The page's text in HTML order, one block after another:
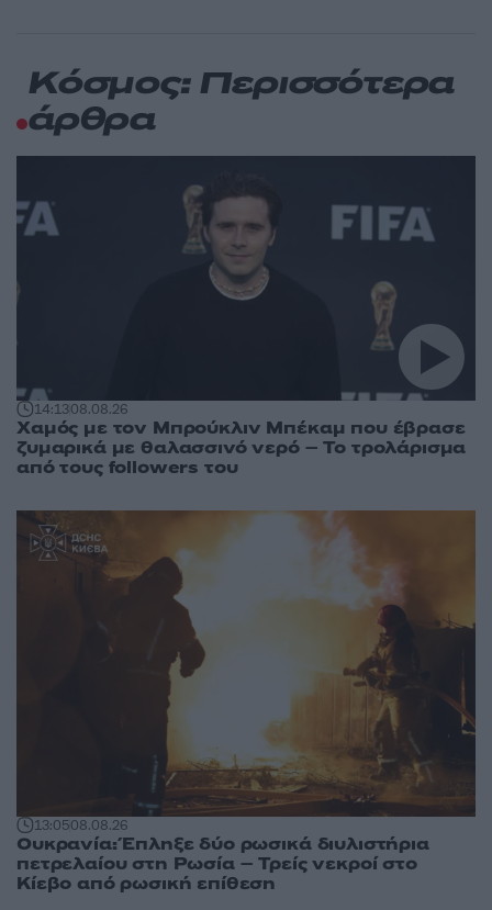
Κόσμος: Περισσότερα
άρθρα
14:1308.08.26
Χαμός με τον Μπρούκλιν Μπέκαμ που έβρασε
ζυμαρικά με θαλασσινό νερό – Το τρολάρισμα
από τους followers του
13:0508.08.26
Ουκρανία: Έπληξε δύο ρωσικά διυλιστήρια
πετρελαίου στη Ρωσία – Τρείς νεκροί στο
Κίεβο από ρωσική επίθεση